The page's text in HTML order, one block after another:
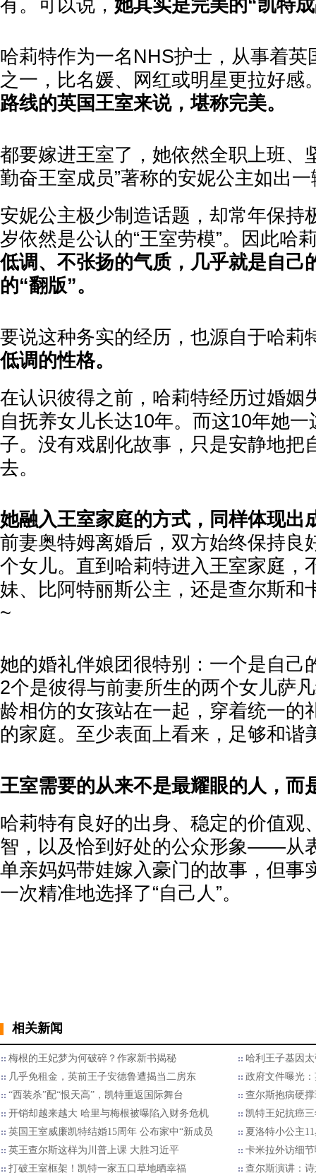
有。可以说， 她其实是完美的“凯特
哈莉特作为一名NHS护士，从事着英
之一，比名媛、网红或明星更拉好感
路线的英国王室来说，堪称完美。
都要嫁进王室了，她依然全职上班、
勤奋王室成员”著称的安妮公主如出一
安妮公主极少制造话题，却常年保持
岁依然是公认的“王室劳模”。因此哈
低调、不张扬的气质，几乎就是自己
的“翻版”。
要说这种务实的经历，也源自于哈莉
低调的性格。
在认识彼得之前，哈莉特经历过婚姻
自抚养女儿长达10年。而这10年她
子。没有戏剧化故事，只是安静地把
去。
她融入王室家庭的方式，同样体现出
前妻奥特姆离婚后，双方始终保持良
个女儿。直到哈莉特进入王室家庭，
妹、比阿特丽斯公主，还是查尔斯和
~
她的婚礼伴娘团很特别：一个是自己
2个是彼得与前妻所生的两个女儿萨
龄相仿的女孩站在一起，穿着统一的
的家庭。至少表面上看来，足够和谐
王室需要的从来不是最耀眼的人，而
哈莉特有良好的出身、稳定的价值观
智，以及恰到好处的公众形象——从
单亲妈妈带娃嫁入豪门的故事，但事
一次精准地选择了“自己人”。
相关新闻
梅根的王妃梦为何破碎？作家新书揭秘
哈利王子基因
几乎免租金，英前王子安德鲁遭揭当二房东
政府文件曝光
“西装杀”配“恨天高”，凯特重返国际舞台
查尔斯抱病硬
开销却越来越大 哈里与梅根被曝陷入财务危机
凯特王妃抗癌
英国王室威廉凯特结婚15周年 公布家中“新成员
夏洛特小公主
英王查尔斯这样为川普上课 大胜习近平
卡米拉外访细
打破王室框架！凯特一家五口草地晒幸福
查尔斯演讲：